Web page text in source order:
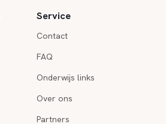
Service
Contact
FAQ
Onderwijs links
Over ons
Partners